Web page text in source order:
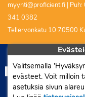
myynti@proficient.fi | Puh:
341 0382
Tellervonkatu 10 70500
Valitsemalla
evästeet. Voit milloin
asetuksia sivun